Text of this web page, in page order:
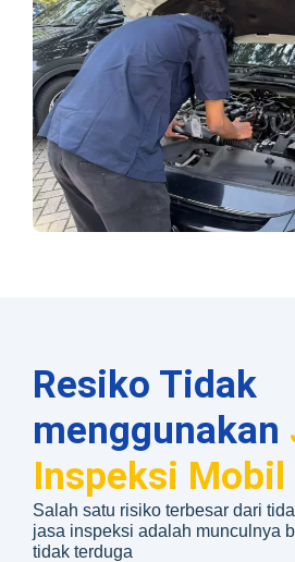
Resiko Tidak
menggunakan
Inspeksi Mobil
Salah satu risiko terbesar dari
jasa inspeksi adalah munculnya
tidak terduga